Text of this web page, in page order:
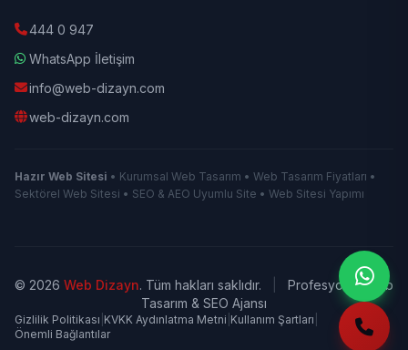
444 0 947
WhatsApp İletişim
info@web-dizayn.com
web-dizayn.com
Hazır Web Sitesi • Kurumsal Web Tasarım • Web Tasarım Fiyatları •
Sektörel Web Sitesi • SEO & AEO Uyumlu Site • Web Sitesi Yapımı
© 2026 Web Dizayn. Tüm hakları saklıdır.
Profesyonel Web
Tasarım & SEO Ajansı
Gizlilik Politikası KVKK Aydınlatma Metni Kullanım Şartları
Önemli Bağlantılar